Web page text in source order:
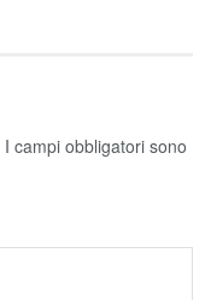
I campi obbligatori sono